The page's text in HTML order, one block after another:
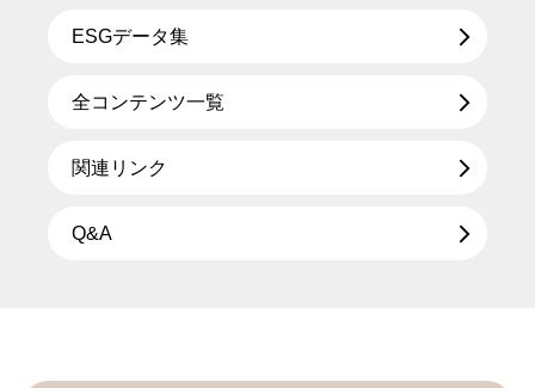
ESGデータ集
全コンテンツ一覧
関連リンク
Q&A